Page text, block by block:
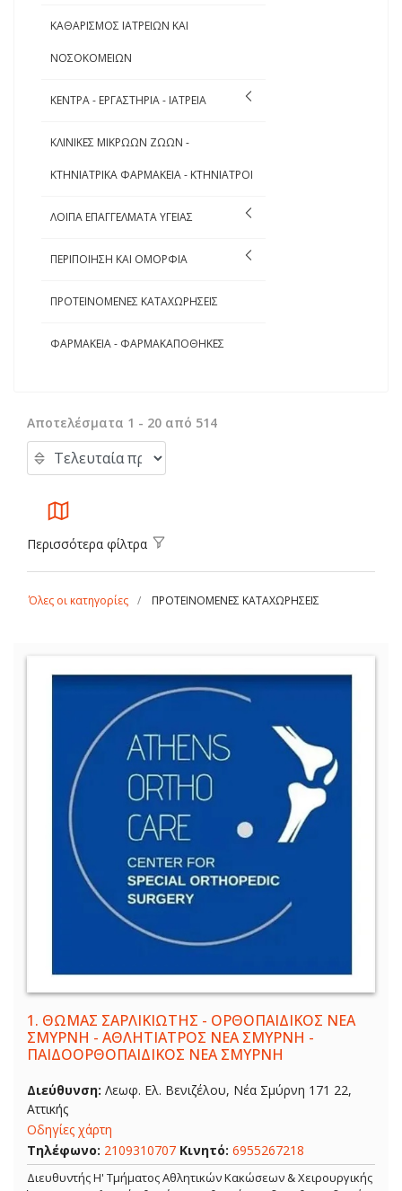
ΚΑΘΑΡΙΣΜΟΣ ΙΑΤΡΕΙΩΝ ΚΑΙ
ΝΟΣΟΚΟΜΕΙΩΝ
ΚΕΝΤΡΑ - ΕΡΓΑΣΤΗΡΙΑ - ΙΑΤΡΕΙΑ
ΚΛΙΝΙΚΕΣ ΜΙΚΡΩΩΝ ΖΩΩΝ -
ΚΤΗΝΙΑΤΡΙΚΑ ΦΑΡΜΑΚΕΙΑ - ΚΤΗΝΙΑΤΡΟΙ
ΛΟΙΠΑ ΕΠΑΓΓΕΛΜΑΤΑ ΥΓΕΙΑΣ
ΠΕΡΙΠΟΙΗΣΗ ΚΑΙ ΟΜΟΡΦΙΑ
ΠΡΟΤΕΙΝΟΜΕΝΕΣ ΚΑΤΑΧΩΡΗΣΕΙΣ
ΦΑΡΜΑΚΕΙΑ - ΦΑΡΜΑΚΑΠΟΘΗΚΕΣ
Αποτελέσματα 1 - 20 από 514
Περισσότερα φίλτρα
Όλες οι κατηγορίες ΠΡΟΤΕΙΝΟΜΕΝΕΣ ΚΑΤΑΧΩΡΗΣΕΙΣ
1. ΘΩΜΑΣ ΣΑΡΛΙΚΙΩΤΗΣ - ΟΡΘΟΠΑΙΔΙΚΟΣ ΝΕΑ
ΣΜΥΡΝΗ - ΑΘΛΗΤΙΑΤΡΟΣ ΝΕΑ ΣΜΥΡΝΗ -
ΠΑΙΔΟΟΡΘΟΠΑΙΔΙΚΟΣ ΝΕΑ ΣΜΥΡΝΗ
Διεύθυνση: Λεωφ. Ελ. Βενιζέλου, Νέα Σμύρνη 171 22,
Αττικής
Οδηγίες χάρτη
Τηλέφωνο: 2109310707 Κινητό: 6955267218
Διευθυντής Η' Τμήματος Αθλητικών Κακώσεων & Χειρουργικής